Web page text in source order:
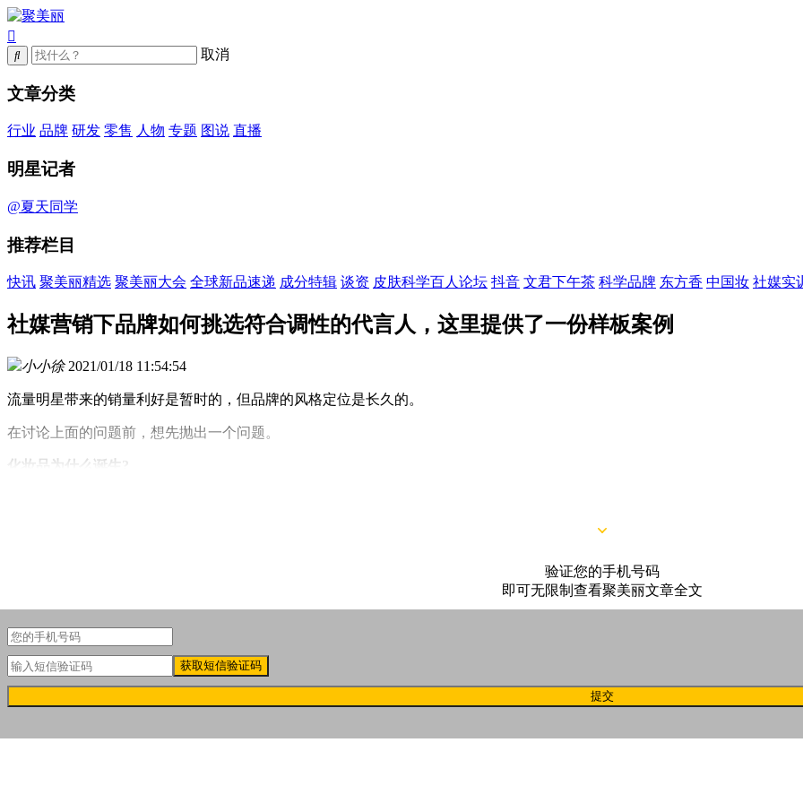
取消
文章分类
行业 品牌 研发 零售 人物 专题 图说 直播
明星记者
@夏天同学
推荐栏目
快讯 聚美丽精选 聚美丽大会 全球新品速递 成分特辑 谈资 皮肤科学百人论坛 抖音 文君下午茶 科学品牌 东方香 中国妆 社媒实
社媒营销下品牌如何挑选符合调性的代言人，这里提供了一份样板案例
小小徐 2021/01/18 11:54:54
流量明星带来的销量利好是暂时的，但品牌的风格定位是长久的。
在讨论上面的问题前，想先抛出一个问题。
化妆品为什么诞生?
验证您的手机号码
即可无限制查看聚美丽文章全文
获取短信验证码
提交